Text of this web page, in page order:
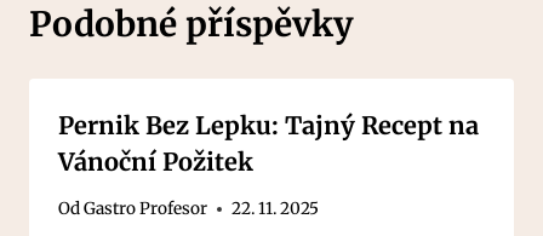
Podobné příspěvky
Pernik Bez Lepku: Tajný Recept na
Vánoční Požitek
OdGastro Profesor 22. 11. 2025